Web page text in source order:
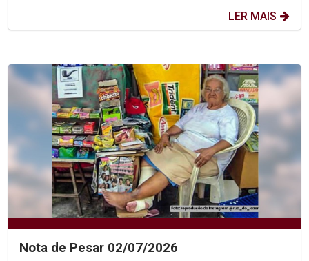
LER MAIS
Nota de Pesar 02/07/2026